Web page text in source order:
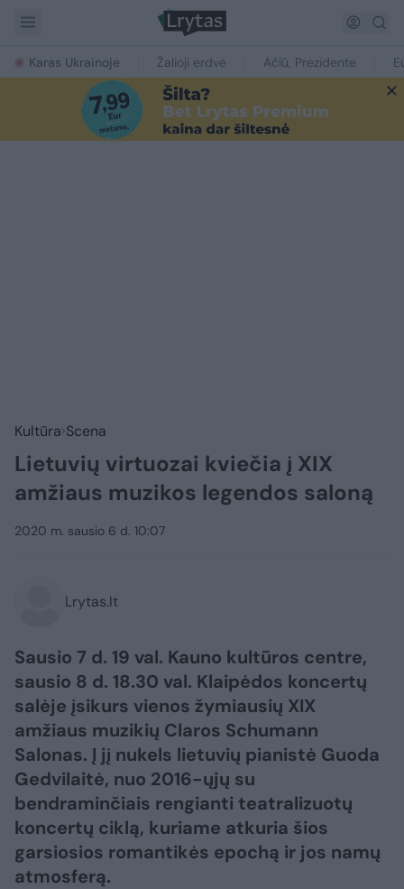
Karas Ukrainoje Žalioji erdvė Ačiū, Prezidente
Kultūra Scena
Lietuvių virtuozai kviečia į XIX
amžiaus muzikos legendos saloną
2020 m. sausio 6 d. 10:07
Lrytas.lt
Sausio 7 d. 19 val. Kauno kultūros centre,
sausio 8 d. 18.30 val. Klaipėdos koncertų
salėje įsikurs vienos žymiausių XIX
amžiaus muzikių Claros Schumann
Salonas. Į jį nukels lietuvių pianistė Guoda
Gedvilaitė, nuo 2016-ųjų su
bendraminčiais rengianti teatralizuotų
koncertų ciklą, kuriame atkuria šios
garsiosios romantikės epochą ir jos namų
atmosferą.